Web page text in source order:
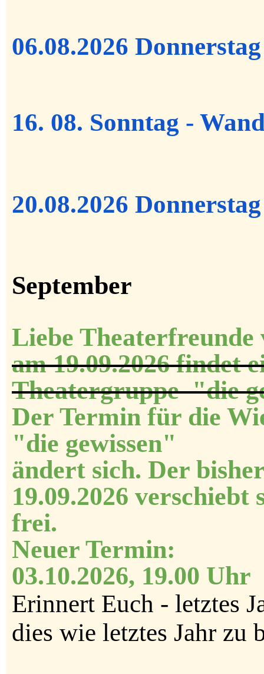
06.08.2026
16. 08. Sonntag -
20.08.2026
September
Liebe
am 19.09.2026 findet
Theatergruppe "die
Der Termin für
"die
ändert sich. Der
19.09.2026
frei.
Neuer
03.10.2026, 19.00 Uhr
Erinnert Euch - letztes
dies wie letztes Jahr zu